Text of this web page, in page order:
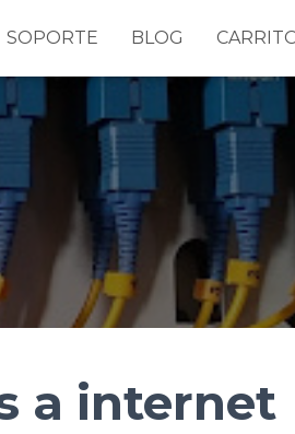
SOPORTE BLOG
a internet